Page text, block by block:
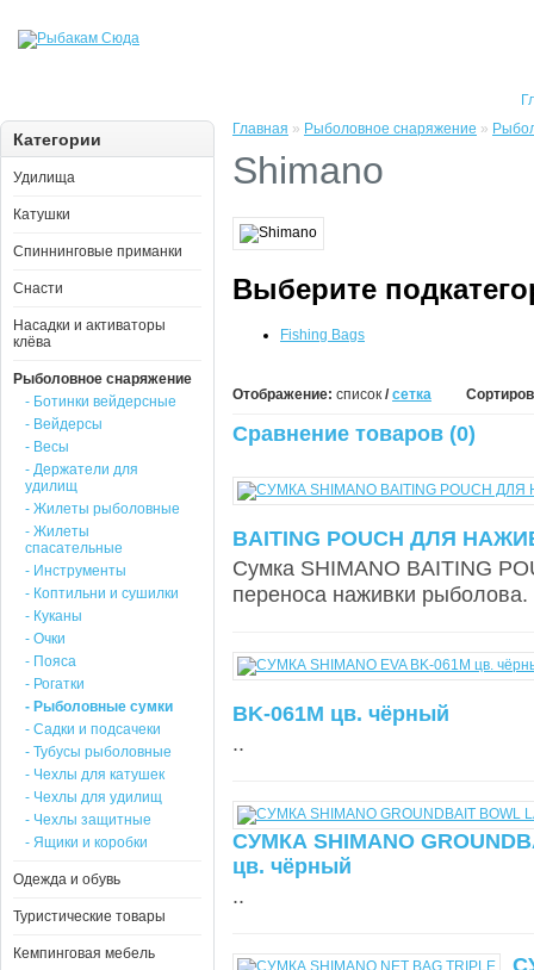
Категории
Удилища
Катушки
Спиннинговые приманки
Снасти
Насадки и активаторы
клёва
Рыболовное снаряжение
- Ботинки вейдерсные
- Вейдерсы
- Весы
- Держатели для
удилищ
- Жилеты рыболовные
- Жилеты
спасательные
- Инструменты
- Коптильни и сушилки
- Куканы
- Очки
- Пояса
- Рогатки
- Рыболовные сумки
- Садки и подсачеки
- Тубусы рыболовные
- Чехлы для катушек
- Чехлы для удилищ
- Чехлы защитные
- Ящики и коробки
Одежда и обувь
Туристические товары
Кемпинговая мебель
Главная » Рыболовное снаряжение »
Shimano
Выберите
Fishing Bags
Отображение: список / сетка
Сравнение товаров (0)
BAITING POUCH ДЛЯ
Сумка SHIMANO BAITING
переноса наживки
BK-061M цв. чёрный
..
СУМКА SHIMANO
цв. чёрный
..